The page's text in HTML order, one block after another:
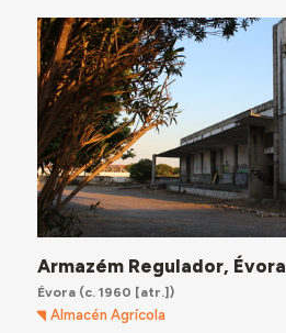
Armazém Regulador, Évora
Évora(c. 1960 [atr.])
Almacén Agrícola